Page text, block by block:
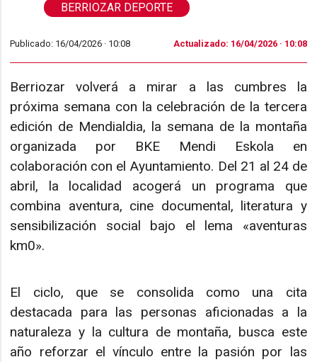
BERRIOZAR DEPORTE
Publicado: 16/04/2026 · 10:08 Actualizado: 16/04/2026 · 10:08
Berriozar volverá a mirar a las cumbres la
próxima semana con la celebración de la tercera
edición de Mendialdia, la semana de la montaña
organizada por BKE Mendi Eskola en
colaboración con el Ayuntamiento. Del 21 al 24 de
abril, la localidad acogerá un programa que
combina aventura, cine documental, literatura y
sensibilización social bajo el lema «aventuras
km0».
El ciclo, que se consolida como una cita
destacada para las personas aficionadas a la
naturaleza y la cultura de montaña, busca este
año reforzar el vínculo entre la pasión por las